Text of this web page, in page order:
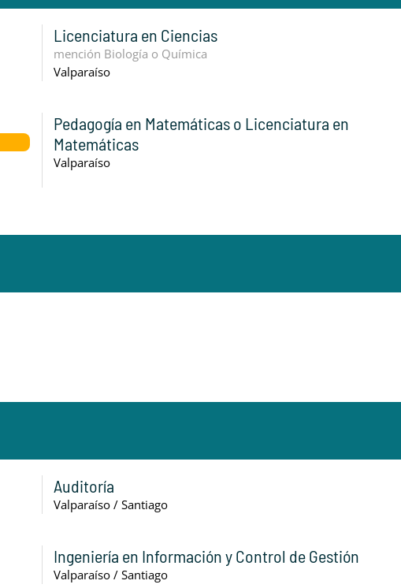
Licenciatura en Ciencias
mención Biología o Química
Valparaíso
Pedagogía en Matemáticas o Licenciatura en
Matemáticas
Valparaíso
Auditoría
Valparaíso / Santiago
Ingeniería en Información y Control de Gestión
Valparaíso / Santiago